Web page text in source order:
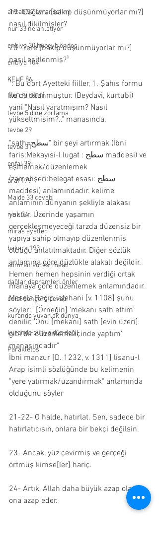
ahzab 52 evrensel mi
nur 33 ne anlatıyor
enbiya 30 hubeyb öndeş
enbiya 104
KEHF 86
RAD SURESİ
tevbe 5 dine zorlama
tevbe 29
tevbe 31
enfal 39
araf 179
Maide 33 cevabı
nisa 34
miras ayetleri
bakara 193
alimran suresi meali
dağlar depremleri önler
celal şengöre cevap
kuranda yuvarlak dünya
kuranda dünya düz değil
Parakletos
19- Dağlara [bakıp düşünmüyorlar mı?]
nasıl dikilmişler?
20- Yere [bakıp düşünmüyorlar mı?]
nasıl eşitlenmiş?¹
¹: Bu dört Ayetteki fiiller, 1. Şahıs formu
ile de okunmuştur. (Beydavi, kurtubi)
yani "Nasıl yaratmışım? Nasıl
yükseltmişim?.." manasında.
"sath=سطح" bir şeyi artırmak (İbni
faris:Mekayısi-l lugat : سطح maddesi) ve
eşitlemek/düzenlemek
(zamahşeri:belegat esası: سطح
maddesi) anlamındadır. kelime
anlamının dünyanın şekliyle alakası
yoktur. Üzerinde yaşamın
gerçekleşmeyeceği tarzda düzensiz bir
yapıya sahip olmayıp düzenlenmiş
olduğu anlatılmaktadır. Diğer sözlük
anlamına göre düzlükle alakalı değildir.
Hemen hemen hepsinin verdiği ortak
manaya göre düzenlemek anlamındadır.
Mesela Ragıp isfehani [v. 1108] şunu
söyler: "[Örneğin] 'mekanı sath ettim'
denilir. 'Onu [mekanı] sath [evin üzeri]
gibi bir düzenleme içinde yaptım'
manasındadır"
İbni manzur [D. 1232, v. 1311] lisanu-l
Arap isimli sözlüğünde bu kelimenin
"yere yatırmak/uzandırmak" anlamında
olduğunu söyler
21-22- O halde, hatırlat. Sen, sadece bir
hatırlatıcısın, onlara bir bekçi değilsin.
23- Ancak, yüz çevirmiş ve gerçeği
örtmüş kimse[ler] hariç.
24- Artık, Allah daha büyük azap olarak
ona azap eder.